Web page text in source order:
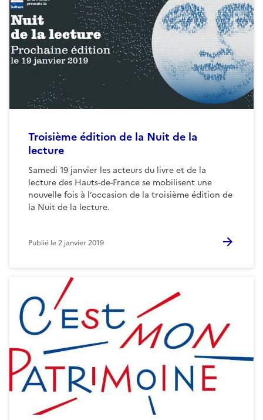
Troisième édition de la Nuit de la
lecture
Samedi 19 janvier les acteurs du livre et de la
lecture des Hauts-de-France se mobilisent une
nouvelle fois à l’occasion de la troisième édition de
la Nuit de la lecture.
Publié le2 janvier 2019